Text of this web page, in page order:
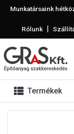
Munkatársaink
Rólunk |
Termékek